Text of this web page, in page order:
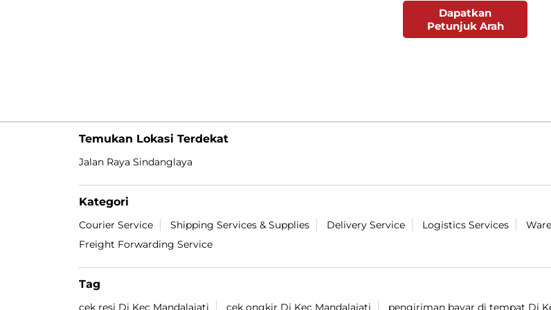
Dapatkan
Petunjuk Arah
Temukan Lokasi Terdekat
Jalan Raya Sindanglaya
Kategori
Courier Service Shipping Services & Supplies Delivery Service Logistics Services
Freight Forwarding Service
Tag
cek resi Di Kec Mandalajati cek ongkir Di Kec Mandalajati pengiriman bayar di tempat Di